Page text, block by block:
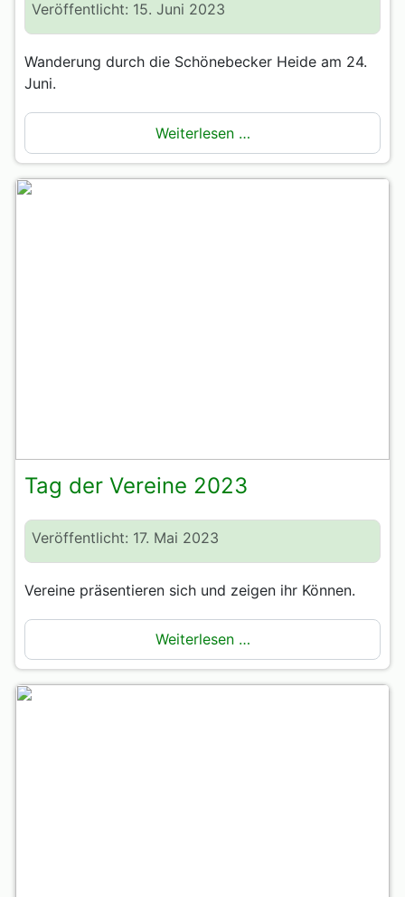
Veröffentlicht: 15. Juni 2023
Wanderung durch die Schönebecker Heide am 24.
Juni.
Weiterlesen …
Tag der Vereine 2023
Veröffentlicht: 17. Mai 2023
Vereine präsentieren sich und zeigen ihr Können.
Weiterlesen …